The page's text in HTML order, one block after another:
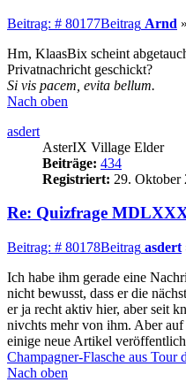
Beitrag: # 80177Beitrag Arnd »
Hm, KlaasBix scheint
Privatnachricht geschickt?
Si vis pacem, evita bellum.
Nach oben
asdert
AsterIX Village Elder
Beiträge: 434
Registriert: 29. Oktober
Re: Quizfrage
Beitrag: # 80178Beitrag asdert
Ich habe ihm gerade eine
nicht bewusst, dass er die
er ja recht aktiv hier, aber seit
nivchts mehr von ihm. Aber
einige neue Artikel
Champagner-Flasche aus Tour
Nach oben